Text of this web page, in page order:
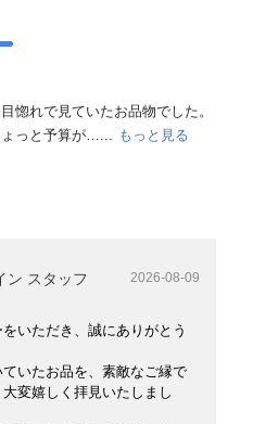
惚れで見ていたお品物でした。
っと予算が…...
もっと見る
ン スタッフ 2026-08-09
いただき、誠にありがとう
いたお品を、素敵なご縁で
変嬉しく拝見いたしまし